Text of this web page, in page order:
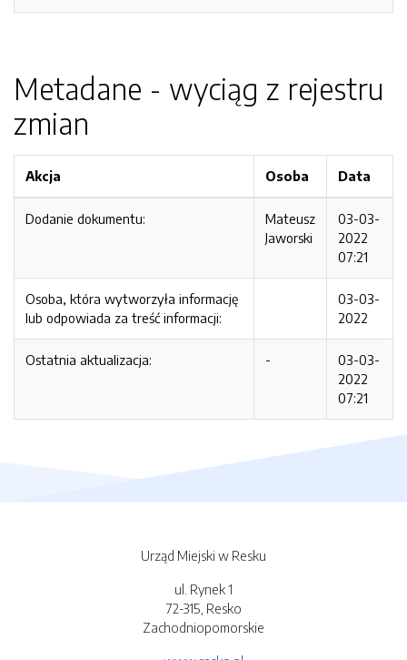
Metadane - wyciąg z rejestru
zmian
Akcja Osoba Data
Dodanie dokumentu:
Mateusz
Jaworski
03-03-
2022
07:21
Osoba, która wytworzyła informację
lub odpowiada za treść informacji:
03-03-
2022
Ostatnia aktualizacja: -
03-03-
2022
07:21
Urząd Miejski w Resku
ul. Rynek 1
72-315, Resko
Zachodniopomorskie